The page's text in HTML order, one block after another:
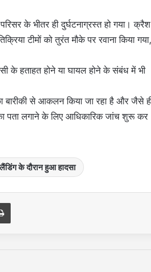
के भीतर ही दुर्घटनाग्रस्त हो गया। क्रैश
टीमों को तुरंत मौके पर रवाना किया गया,
के हताहत होने या घायल होने के संबंध में भी
बारीकी से आकलन किया जा रहा है और जैसे
पता लगाने के लिए आधिकारिक जांच शुरू कर
लैंडिंग के दौरान हुआ हादसा